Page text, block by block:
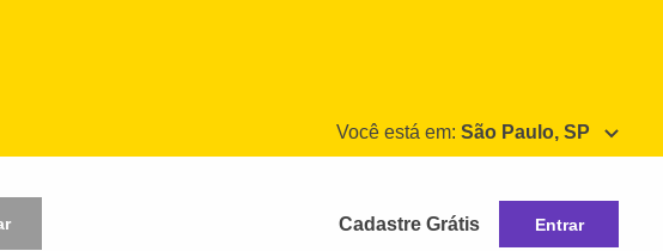
Você está em: São Paulo, SP
Cadastre Grátis Entrar